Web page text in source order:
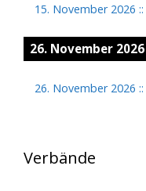
15. November 2026 ::
26. November 2026
26. November 2026 ::
Verbände